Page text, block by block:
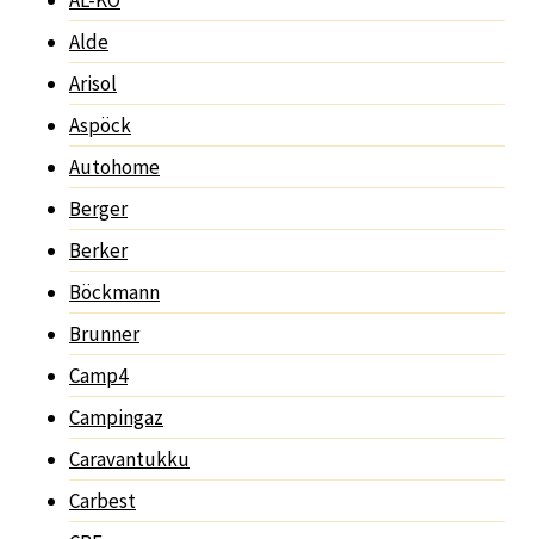
Alde
Arisol
Aspöck
Autohome
Berger
Berker
Böckmann
Brunner
Camp4
Campingaz
Caravantukku
Carbest